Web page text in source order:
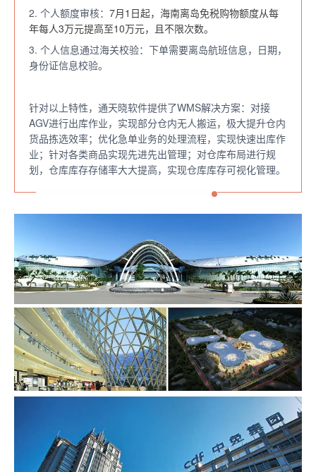
2. 个人额度审核： 7月1日起，海南离岛免税购物额度从每
年每人3万元提高至10万元，且不限次数。
3. 个人信息通过海关校验：下单需要离岛航班信息，日期，
身份证信息校验。
针对以上特性，通天晓软件提供了WMS解决方案：对接
AGV进行出库作业，实现部分仓内无人搬运，极大提升仓内
货品拣选效率；优化急单业务的处理流程，实现快速出库作
业；针对各类商品实现先进先出管理；对仓库布局进行规
划，仓库库存存储率大大提高，实现仓库库存可视化管理。